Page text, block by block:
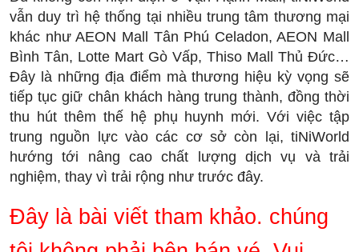
vẫn duy trì hệ thống tại nhiều trung tâm thương mại
khác như AEON Mall Tân Phú Celadon, AEON Mall
Bình Tân, Lotte Mart Gò Vấp, Thiso Mall Thủ Đức…
Đây là những địa điểm mà thương hiệu kỳ vọng sẽ
tiếp tục giữ chân khách hàng trung thành, đồng thời
thu hút thêm thế hệ phụ huynh mới. Với việc tập
trung nguồn lực vào các cơ sở còn lại, tiNiWorld
hướng tới nâng cao chất lượng dịch vụ và trải
nghiệm, thay vì trải rộng như trước đây.
Đây là bài viết tham khảo. chúng